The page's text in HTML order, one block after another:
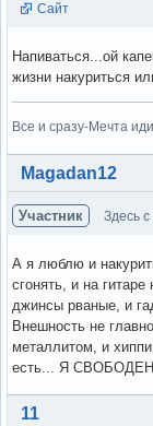
Сайт
Напиваться...ой
жизни накуриться
Все и сразу-Мечта
Вне форума
Magadan12
Участник Здесь
А я люблю и
сгонять, и на
джинсы рваные, и
Внешность не
металлитом, и
есть... Я
Вне форума
11